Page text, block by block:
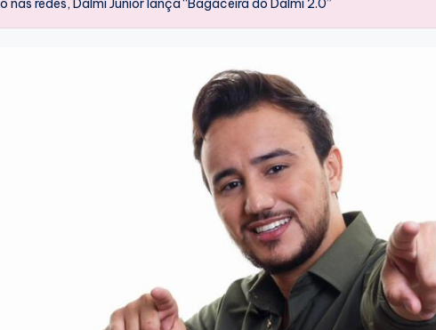
nas redes, Dalmi Junior lança “Bagaceira do Dalmi 2.0”